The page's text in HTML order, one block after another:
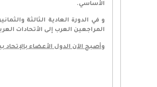
الأساسي.
المراجعين العرب إلى الأتحادات
وأصبح الآن الدول الأعضاء